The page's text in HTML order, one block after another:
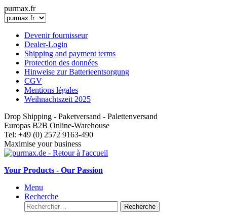
purmax.fr
Devenir fournisseur
Dealer-Login
Shipping and payment terms
Protection des données
Hinweise zur Batterieentsorgung
CGV
Mentions légales
Weihnachtszeit 2025
Drop Shipping - Paketversand - Palettenversand
Europas B2B Online-Warehouse
Tel: +49 (0) 2572 9163-490
Maximise your business
Your Products - Our Passion
Menu
Recherche
Recherche